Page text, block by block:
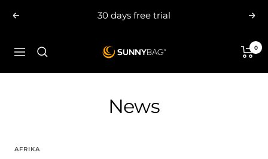
Previous 30 days free trial
Navigation SUNNYBAG.com 0
News
AFRIKA